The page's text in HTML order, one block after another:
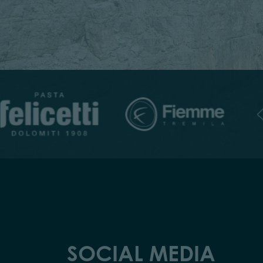
SOCIAL MEDIA